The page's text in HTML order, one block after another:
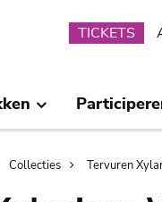
TICKETS
Collecties Tervuren